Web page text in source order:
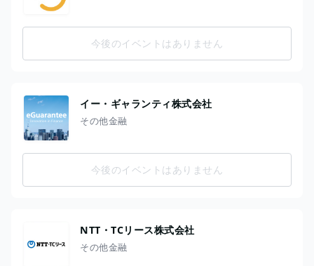
今後のイベントはありません
イー・ギャランティ株式会社
その他金融
今後のイベントはありません
NTT・TCリース株式会社
その他金融